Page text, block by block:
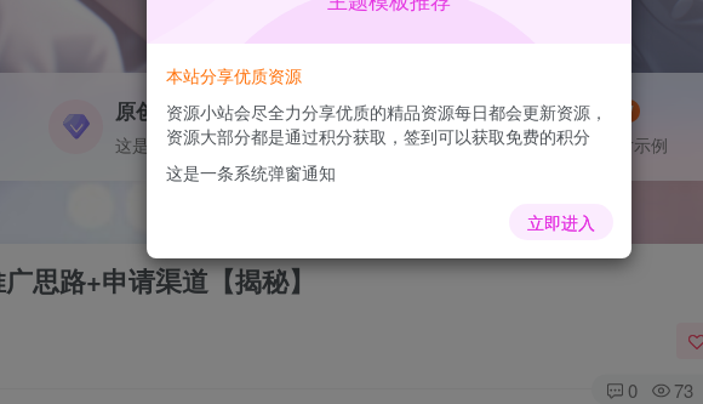
原创作品 VIP抢先
这是一个图标卡片示例
灵感来源 NEW
这是一个图标卡片示例
思路+申请渠道【揭秘】
0 73
本站分享优质资源
资源小站会尽全力分享优质的精品资源每日都会更新资源，
资源大部分都是通过积分获取，签到可以获取免费的积分
这是一条系统弹窗通知
立即进入